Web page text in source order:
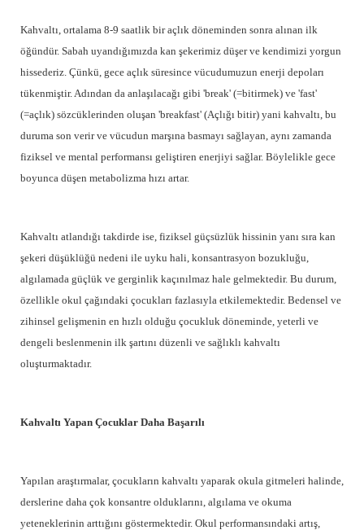
Kahvaltı, ortalama 8-9 saatlik bir açlık döneminden sonra alınan ilk
öğündür. Sabah uyandığımızda kan şekerimiz düşer ve kendimizi yorgun
hissederiz. Çünkü, gece açlık süresince vücudumuzun enerji depoları
tükenmiştir. Adından da anlaşılacağı gibi 'break' (=bitirmek) ve 'fast'
(=açlık) sözcüklerinden oluşan 'breakfast' (Açlığı bitir) yani kahvaltı, bu
duruma son verir ve vücudun marşına basmayı sağlayan, aynı zamanda
fiziksel ve mental performansı geliştiren enerjiyi sağlar. Böylelikle gece
boyunca düşen metabolizma hızı artar.
Kahvaltı atlandığı takdirde ise, fiziksel güçsüzlük hissinin yanı sıra kan
şekeri düşüklüğü nedeni ile uyku hali, konsantrasyon bozukluğu,
algılamada güçlük ve gerginlik kaçınılmaz hale gelmektedir. Bu durum,
özellikle okul çağındaki çocukları fazlasıyla etkilemektedir. Bedensel ve
zihinsel gelişmenin en hızlı olduğu çocukluk döneminde, yeterli ve
dengeli beslenmenin ilk şartını düzenli ve sağlıklı kahvaltı
oluşturmaktadır.
Kahvaltı Yapan Çocuklar Daha Başarılı
Yapılan araştırmalar, çocukların kahvaltı yaparak okula gitmeleri halinde,
derslerine daha çok konsantre olduklarını, algılama ve okuma
yeteneklerinin arttığını göstermektedir. Okul performansındaki artış,